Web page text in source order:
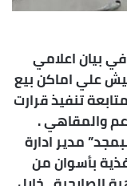
بيان اعلامي
علي اماكن بيع
تنفيذ قرارت
والمقاهي .
مدير ادارة
بأسوان من